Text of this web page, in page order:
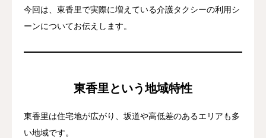
今回は、東香里で実際に増えている介護タクシーの利用シ
ーンについてお伝えします。
東香里という地域特性
東香里は住宅地が広がり、坂道や高低差のあるエリアも多
い地域です。